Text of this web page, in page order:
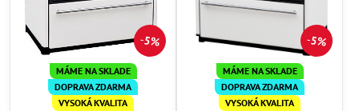
5%
MÁME NA SKLADE
DOPRAVA ZDARMA
VYSOKÁ KVALITA
5%
MÁME NA SKLADE
DOPRAVA ZDARMA
VYSOKÁ KVALITA